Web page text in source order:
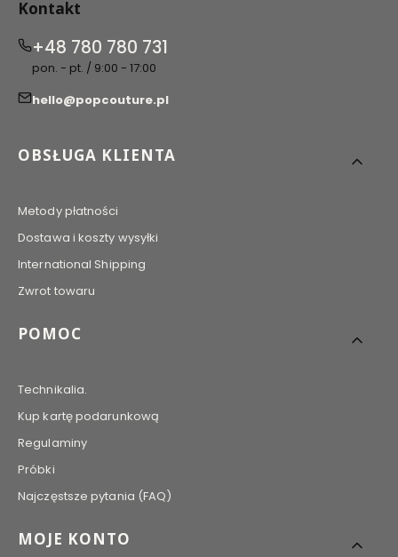
Kontakt
+48 780 780 731
pon. - pt. / 9:00 - 17:00
hello@popcouture.pl
Linki w stopce
OBSŁUGA KLIENTA
Metody płatności
Dostawa i koszty wysyłki
International Shipping
Zwrot towaru
POMOC
Technikalia.
Kup kartę podarunkową
Regulaminy
Próbki
Najczęstsze pytania (FAQ)
MOJE KONTO